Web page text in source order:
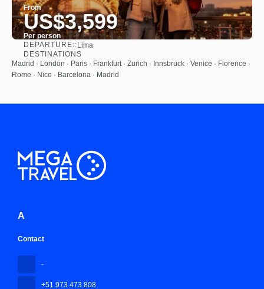
From
US$3,599
Per person
DEPARTURE::Lima
DESTINATIONS
Madrid · London · Paris · Frankfurt · Zurich · Innsbruck · Venice · Florence ·
Rome · Nice · Barcelona · Madrid
A
Contact
-
+51 973 473 808